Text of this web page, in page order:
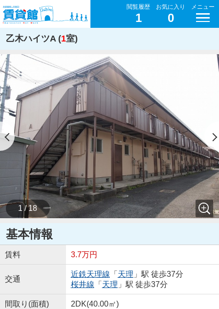
閲覧履歴
1
お気に入り
0
メニュー
乙木ハイツA (1室)
1 / 18
基本情報
賃料 3.7万円
交通
近鉄天理線 「 天理 」駅 徒歩37分
桜井線 「 天理 」駅 徒歩37分
間取り(面積) 2DK(40.00㎡)